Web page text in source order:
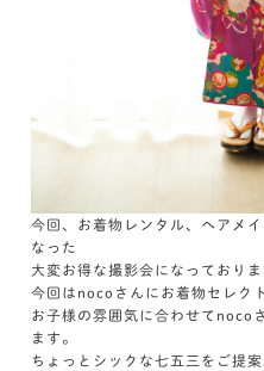
今回、お着物レンタル、ヘアメ
なった
大変お得な撮影会になっておりま
今回はnocoさんにお着物セレク
お子様の雰囲気に合わせてnoco
ます。
ちょっとシックな七五三をご提案